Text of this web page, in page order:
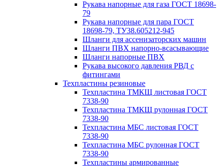
Рукава напорные для газа ГОСТ 18698-
79
Рукава напорные для пара ГОСТ
18698-79, ТУ38.605212-945
Шланги для ассенизаторских машин
Шланги ПВХ напорно-всасывающие
Шланги напорные ПВХ
Рукава высокого давления РВД с
фитингами
Техпластины резиновые
Техпластина ТМКЩ листовая ГОСТ
7338-90
Техпластина ТМКЩ рулонная ГОСТ
7338-90
Техпластина МБС листовая ГОСТ
7338-90
Техпластина МБС рулонная ГОСТ
7338-90
Техпластины армированные